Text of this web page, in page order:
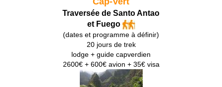
Traversée de Santo Antao
et Fuego
(dates et programme à définir)
20 jours de trek
lodge + guide capverdien
2600€ + 600€ avion + 35€ visa